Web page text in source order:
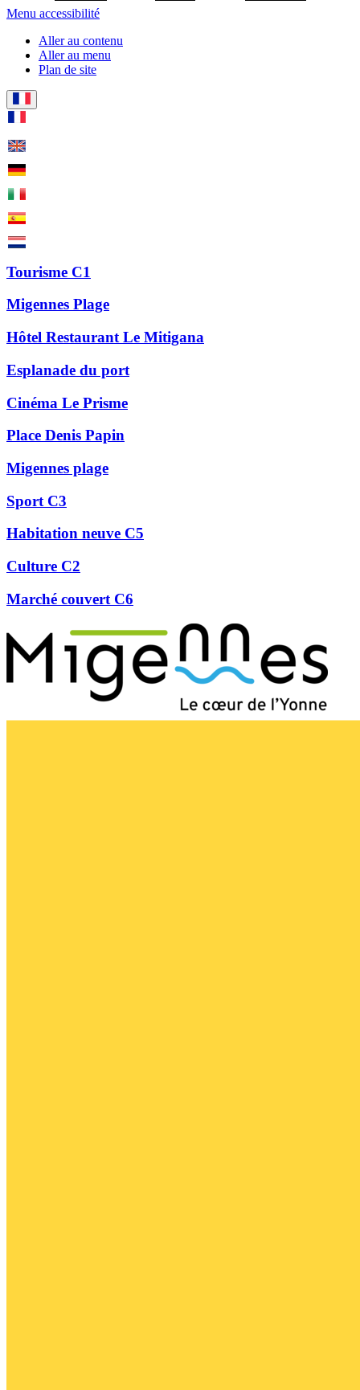
Menu accessibilité
Aller au contenu
Aller au menu
Plan de site
Tourisme C1
Migennes Plage
Hôtel Restaurant Le Mitigana
Esplanade du port
Cinéma Le Prisme
Place Denis Papin
Migennes plage
Sport C3
Habitation neuve C5
Culture C2
Marché couvert C6
Précédent
Suivant